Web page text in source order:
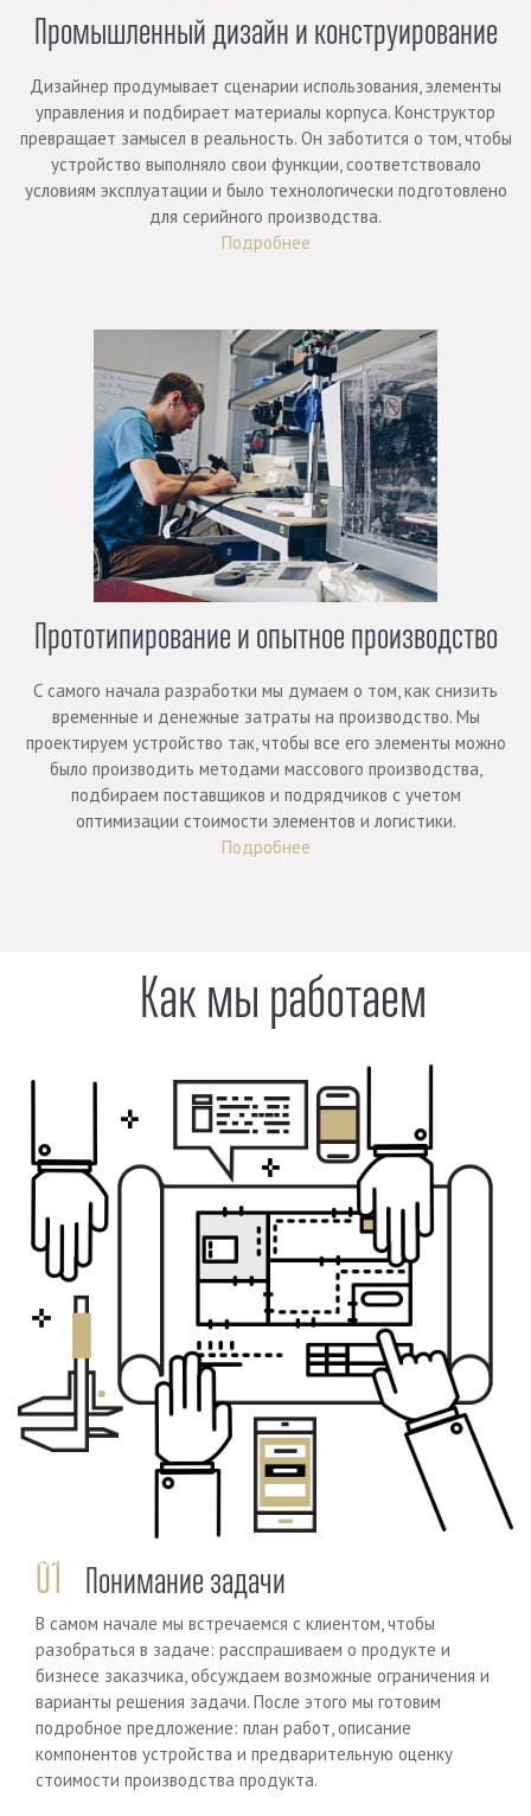
Промышленный дизайн и конструирование
Дизайнер продумывает сценарии использования, элементы
управления и подбирает материалы корпуса. Конструктор
превращает замысел в реальность. Он заботится о том, чтобы
устройство выполняло свои функции, соответствовало
условиям эксплуатации и было технологически подготовлено
для серийного производства.
Подробнее
Прототипирование и опытное производство
С самого начала разработки мы думаем о том, как снизить
временные и денежные затраты на производство. Мы
проектируем устройство так, чтобы все его элементы можно
было производить методами массового производства,
подбираем поставщиков и подрядчиков с учетом
оптимизации стоимости элементов и логистики.
Подробнее
Как мы работаем
01 Понимание задачи
В самом начале мы встречаемся с клиентом, чтобы
разобраться в задаче: расспрашиваем о продукте и
бизнесе заказчика, обсуждаем возможные ограничения и
варианты решения задачи. После этого мы готовим
подробное предложение: план работ, описание
компонентов устройства и предварительную оценку
стоимости производства продукта.
Previous